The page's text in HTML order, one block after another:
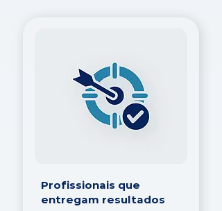
Profissionais que
entregam resultados